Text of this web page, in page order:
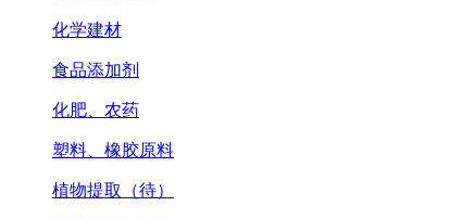
化学建材
食品添加剂
化肥、农药
塑料、橡胶原料
植物提取（待）